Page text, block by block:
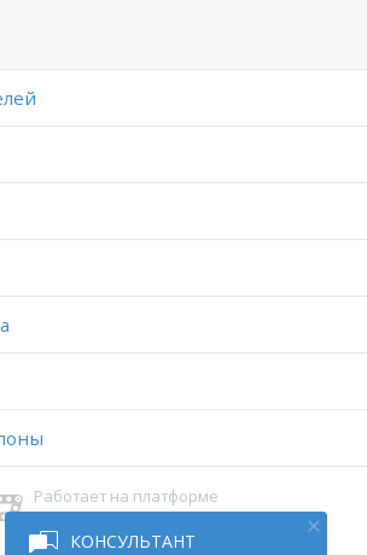
КОНСУЛЬТАНТ
Работает на платформе
Digiseller